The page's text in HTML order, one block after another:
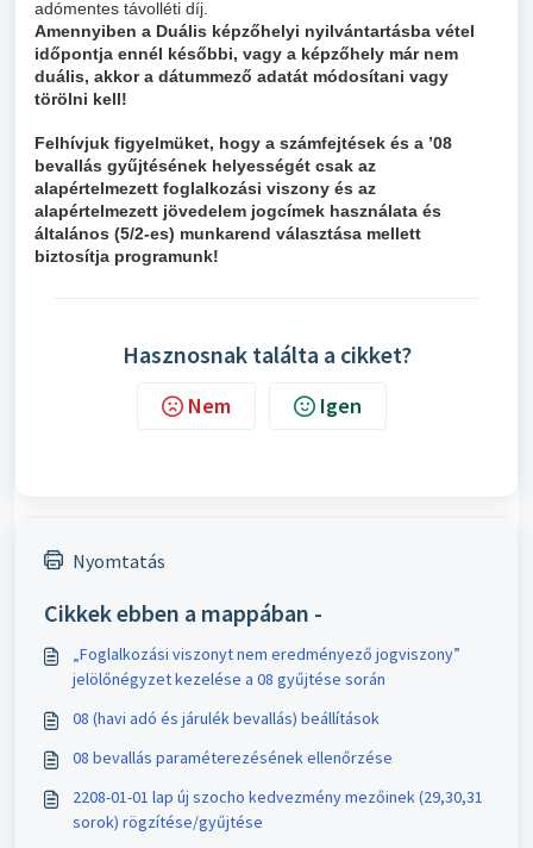
adómentes távolléti díj.
Amennyiben a Duális képzőhelyi nyilvántartásba vétel
időpontja ennél későbbi, vagy a képzőhely már nem
duális, akkor a dátummező adatát módosítani vagy
törölni kell!
Felhívjuk figyelmüket, hogy a számfejtések és a ’08
bevallás gyűjtésének helyességét csak az
alapértelmezett foglalkozási viszony és az
alapértelmezett jövedelem jogcímek használata és
általános (5/2-es) munkarend választása mellett
biztosítja programunk!
Hasznosnak találta a cikket?
Nem Igen
Nyomtatás
Cikkek ebben a mappában -
„Foglalkozási viszonyt nem eredményező jogviszony”
jelölőnégyzet kezelése a 08 gyűjtése során
08 (havi adó és járulék bevallás) beállítások
08 bevallás paraméterezésének ellenőrzése
2208-01-01 lap új szocho kedvezmény mezőinek (29,30,31
sorok) rögzítése/gyűjtése